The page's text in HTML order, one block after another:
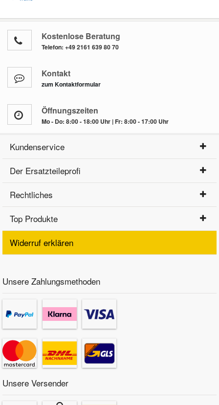
Kostenlose Beratung
Telefon: +49 2161 639 80 70
Kontakt
zum Kontaktformular
Öffnungszeiten
Mo - Do: 8:00 - 18:00 Uhr | Fr: 8:00 - 17:00 Uhr
Kundenservice
Der Ersatzteileprofi
Rechtliches
Top Produkte
Widerruf erklären
Unsere Zahlungsmethoden
Unsere Versender